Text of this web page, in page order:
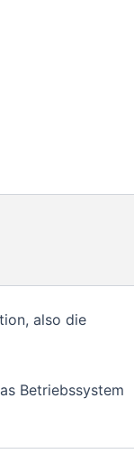
also die
Betriebssystem